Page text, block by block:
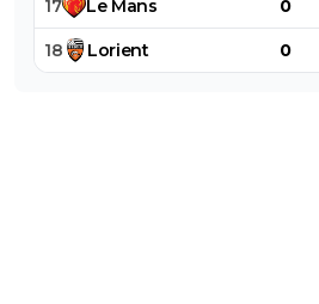
17 Le Mans 0
18 Lorient 0